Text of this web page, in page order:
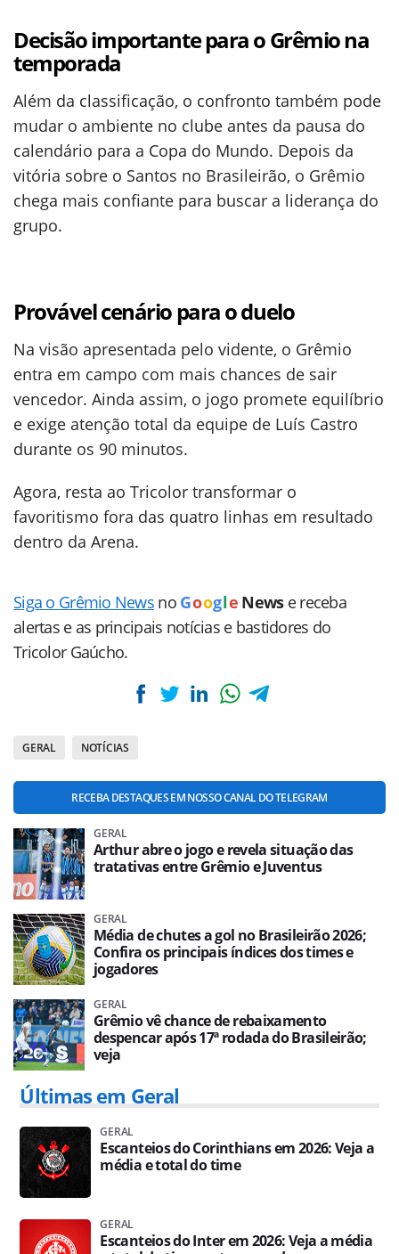
Decisão importante para o Grêmio na
temporada
Além da classificação, o confronto também pode
mudar o ambiente no clube antes da pausa do
calendário para a Copa do Mundo. Depois da
vitória sobre o Santos no Brasileirão, o Grêmio
chega mais confiante para buscar a liderança do
grupo.
Provável cenário para o duelo
Na visão apresentada pelo vidente, o Grêmio
entra em campo com mais chances de sair
vencedor. Ainda assim, o jogo promete equilíbrio
e exige atenção total da equipe de Luís Castro
durante os 90 minutos.
Agora, resta ao Tricolor transformar o
favoritismo fora das quatro linhas em resultado
dentro da Arena.
Siga o Grêmio News no Goog le News e receba
alertas e as principais notícias e bastidores do
Tricolor Gaúcho.
GERAL NOTÍCIAS
RECEBA DESTAQUES EM NOSSO CANAL DO TELEGRAM
GERAL
Arthur abre o jogo e revela situação das
tratativas entre Grêmio e Juventus
GERAL
Média de chutes a gol no Brasileirão 2026;
Confira os principais índices dos times e
jogadores
GERAL
Grêmio vê chance de rebaixamento
despencar após 17ª rodada do Brasileirão;
veja
Últimas em Geral
GERAL
Escanteios do Corinthians em 2026: Veja a
média e total do time
GERAL
Escanteios do Inter em 2026: Veja a média